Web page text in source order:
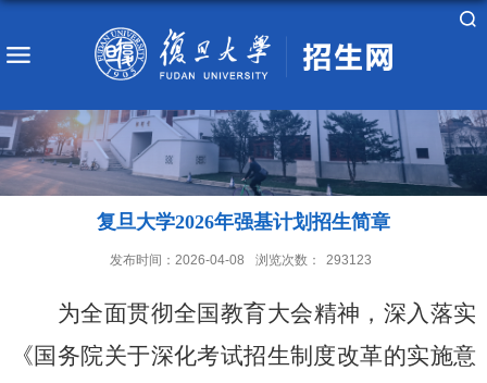
复旦大学2026年强基计划招生简章
发布时间：2026-04-08 浏览次数： 293123
为全面贯彻全国教育大会精神，深入落实
《国务院关于深化考试招生制度改革的实施意